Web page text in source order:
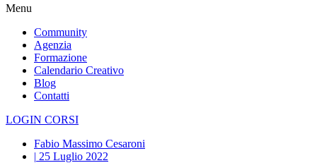
Menu
Community
Agenzia
Formazione
Calendario Creativo
Blog
Contatti
LOGIN CORSI
Fabio Massimo Cesaroni
| 25 Luglio 2022